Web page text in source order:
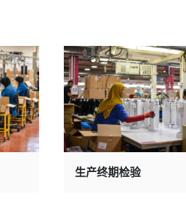
生产终期检验